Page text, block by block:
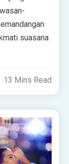
suasana
13 Mins Read